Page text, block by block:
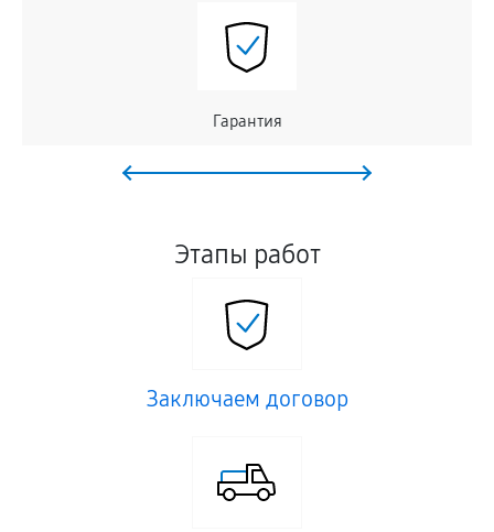
Гарантия
Этапы работ
Заключаем договор